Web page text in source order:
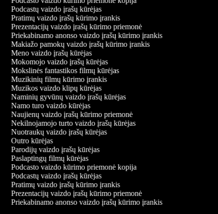
Podcastų vaizdo įrašų kūrėjas
Pratimų vaizdo įrašų kūrimo įrankis
Prezentacijų vaizdo įrašų kūrimo priemonė
Priekabinamo anonso vaizdo įrašų kūrimo įrankis
Makiažo pamokų vaizdo įrašų kūrimo įrankis
Meno vaizdo įrašų kūrėjas
Mokomojo vaizdo įrašų kūrėjas
Mokslinės fantastikos filmų kūrėjas
Muzikinių filmų kūrimo įrankis
Muzikos vaizdo klipų kūrėjas
Naminių gyvūnų vaizdo įrašų kūrėjas
Namo turo vaizdo kūrėjas
Naujienų vaizdo įrašų kūrimo priemonė
Nekilnojamojo turto vaizdo įrašų kūrėjas
Nuotraukų vaizdo įrašų kūrėjas
Outro kūrėjas
Parodijų vaizdo įrašų kūrėjas
Paslaptingų filmų kūrėjas
Podcasto vaizdo kūrimo priemonė kopija
Podcastų vaizdo įrašų kūrėjas
Pratimų vaizdo įrašų kūrimo įrankis
Prezentacijų vaizdo įrašų kūrimo priemonė
Priekabinamo anonso vaizdo įrašų kūrimo įrankis